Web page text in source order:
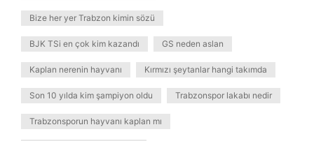
Bize her yer Trabzon kimin sözü
BJK TSi en çok kim kazandı GS neden aslan
Kaplan nerenin hayvanı Kırmızı şeytanlar hangi takımda
Son 10 yılda kim şampiyon oldu Trabzonspor lakabı nedir
Trabzonsporun hayvanı kaplan mı